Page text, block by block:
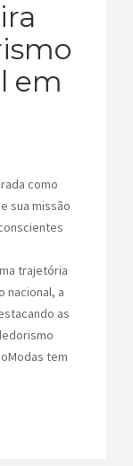
em
como
sua missão
trajetória
nacional, a
as
tem